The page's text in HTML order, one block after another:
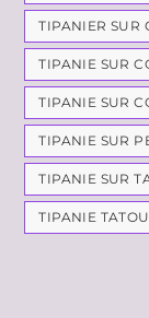
TIPANIER SUR
TIPANIE SUR
TIPANIE SUR
TIPANIE SUR
TIPANIE SUR
TIPANIE